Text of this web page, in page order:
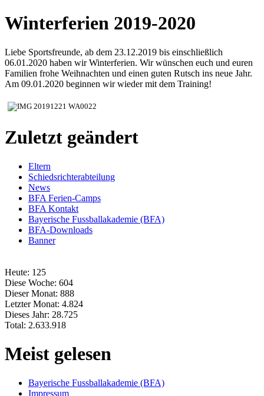
Winterferien 2019-2020
Liebe Sportsfreunde, ab dem 23.12.2019 bis einschließlich
06.01.2020 haben wir Winterferien. Wir wünschen euch und euren
Familien frohe Weihnachten und einen guten Rutsch ins neue Jahr.
Am 09.01.2020 beginnen wir wieder mit dem Training!
Zuletzt geändert
Eltern
Schiedsrichterabteilung
News
BFA Ferien-Camps
BFA Kontakt
Bayerische Fussballakademie (BFA)
BFA-Downloads
Banner
Heute: 125
Diese Woche: 604
Dieser Monat: 888
Letzter Monat: 4.824
Dieses Jahr: 28.725
Total: 2.633.918
Meist gelesen
Bayerische Fussballakademie (BFA)
Impressum